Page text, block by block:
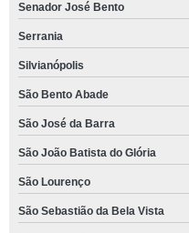
Senador José Bento
Serrania
Silvianópolis
São Bento Abade
São José da Barra
São João Batista do Glória
São Lourenço
São Sebastião da Bela Vista